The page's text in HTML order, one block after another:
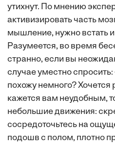
утихнут. По мнению
активизировать часть
мышление, нужно встать и
Разумеется, во время
странно, если вы
случае уместно
похожу немного? Хочется
кажется вам неудобным,
небольшие движения:
сосредоточьтесь на
подошв с полом, плотно